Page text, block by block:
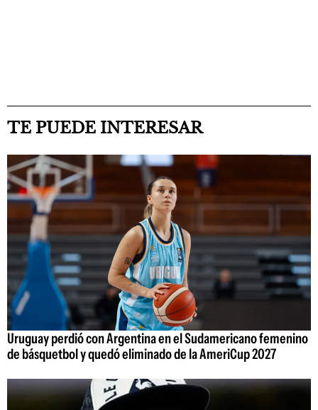
TE PUEDE INTERESAR
Uruguay perdió con Argentina en el Sudamericano femenino
de básquetbol y quedó eliminado de la AmeriCup 2027